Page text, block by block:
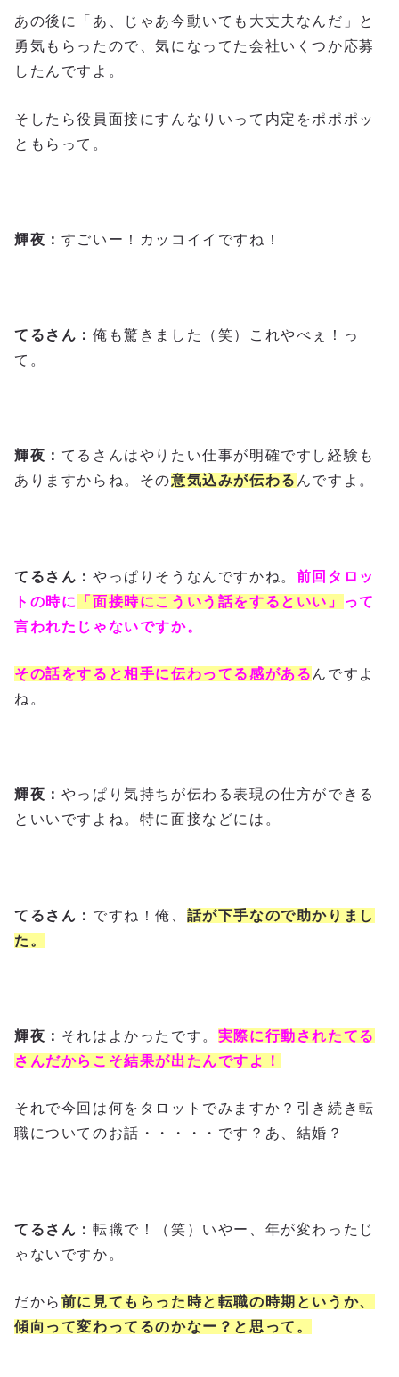
あの後に「あ、じゃあ今動いても大丈夫なんだ」と
勇気もらったので、気になってた会社いくつか応募
したんですよ。
そしたら役員面接にすんなりいって内定をポポポッ
ともらって。
輝夜： すごいー！カッコイイですね！
てるさん： 俺も驚きました（笑）これやべぇ！っ
て。
輝夜： てるさんはやりたい仕事が明確ですし経験も
ありますからね。その意気込みが伝わる んですよ。
てるさん： やっぱりそうなんですかね。 前回タロッ
トの時に
「面接時にこういう話をするといい」
って
言われたじゃないですか。
その話をすると相手に伝わってる感がある んですよ
ね。
輝夜： やっぱり気持ちが伝わる表現の仕方ができる
といいですよね。特に面接などには。
てるさん： ですね！俺、 話が下手なので助かりまし
た。
輝夜： それはよかったです。 実際に行動されたてる
さんだからこそ結果が出たんですよ！
それで今回は何をタロットでみますか？引き続き転
職についてのお話・・・・・です？あ、結婚？
てるさん： 転職で！（笑）いやー、年が変わったじ
ゃないですか。
だから 前に見てもらった時と転職の時期というか、
傾向って変わってるのかなー？と思って。